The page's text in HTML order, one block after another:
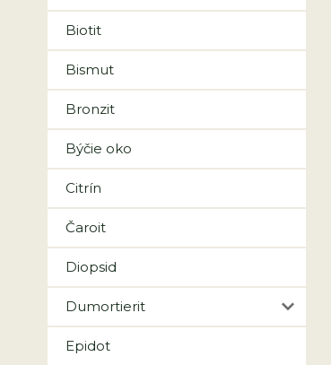
Biotit
Bismut
Bronzit
Býčie oko
Citrín
Čaroit
Diopsid
Dumortierit
Epidot